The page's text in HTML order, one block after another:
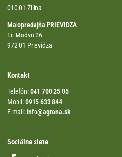
010 01 Žilina
Malopredajňa PRIEVIDZA
Fr. Madvu 26
972 01 Prievidza
Kontakt
Telefón:041 700 25 05
Mobil:0915 633 844
E-mail:info@agrona.sk
Sociálne siete